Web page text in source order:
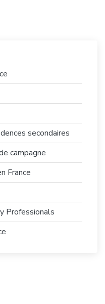
secondaires
campagne
France
Professionals